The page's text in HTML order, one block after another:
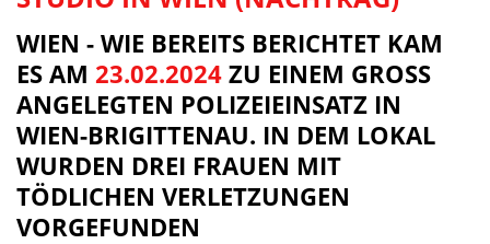
WIEN - WIE BEREITS BERICHTET KAM
ES AM 23.02.2024 ZU EINEM GROSS A
NGELEGTEN POLIZEIEINSATZ IN W
IEN-BRIGITTENAU. IN DEM LOKAL W
URDEN DREI FRAUEN MIT T
ÖDLICHEN VERLETZUNGEN V
ORGEFUNDEN